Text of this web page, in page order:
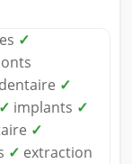
✓
✓
✓ implants ✓
✓
✓ extraction